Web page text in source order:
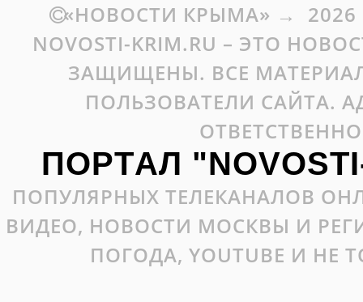
«НОВОСТИ КРЫМА» → 2026
NOVOSTI-KRIM.RU – ЭТО
ЗАЩИЩЕНЫ. ВСЕ
ПОЛЬЗОВАТЕЛИ САЙТА.
ПОРТАЛ
ПОПУЛЯРНЫХ ТЕЛЕКАНАЛОВ
ВИДЕО, НОВОСТИ МОСКВЫ И
ПОГОДА, YOUTUBE И